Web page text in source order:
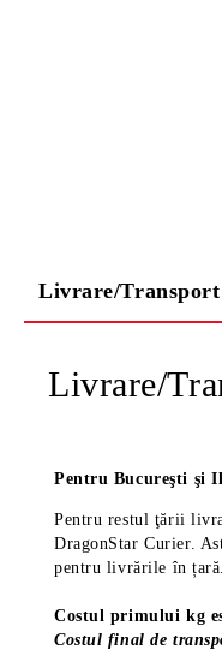
Livrare/Transport
Livrare/
Pentru Bucureşti şi
Pentru restul ţării
DragonStar Curier.
pentru livrările în țară.
Costul primului kg
Costul final de